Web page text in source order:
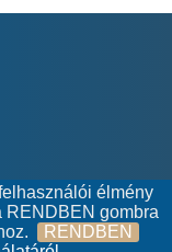
2021. Minden jog
élmény
RENDBEN gombra
RENDBEN